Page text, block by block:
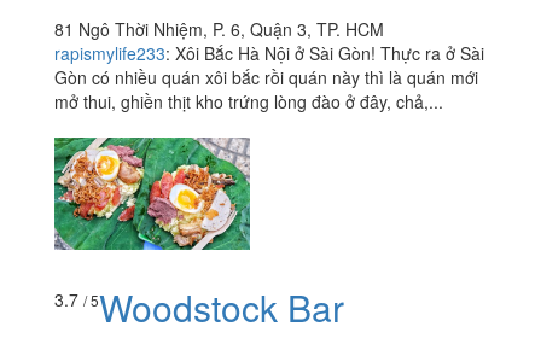
81 Ngô Thời Nhiệm, P. 6, Quận 3, TP. HCM
rapismylife233: Xôi Bắc Hà Nội ở Sài Gòn! Thực ra ở Sài
Gòn có nhiều quán xôi bắc rồi quán này thì là quán mới
mở thui, ghiền thịt kho trứng lòng đào ở đây, chả,...
3.7 / 5Woodstock Bar